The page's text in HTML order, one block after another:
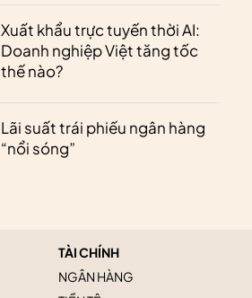
Xuất khẩu trực tuyến thời AI:
Doanh nghiệp Việt tăng tốc
thế nào?
Lãi suất trái phiếu ngân hàng
“nổi sóng”
TÀI CHÍNH
NGÂN HÀNG